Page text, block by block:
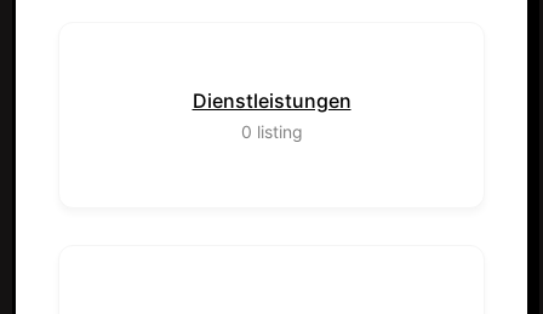
Dienstleistungen
0 listing